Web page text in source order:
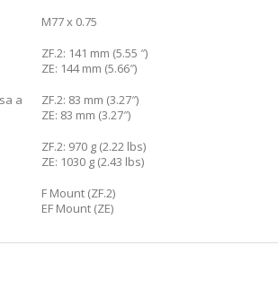
M77 x 0.75
ZF.2: 141 mm (5.55 ″)
ZE: 144 mm (5.66″)
a
ZF.2: 83 mm (3.27″)
ZE: 83 mm (3.27″)
ZF.2: 970 g (2.22 lbs)
ZE: 1030 g (2.43 lbs)
F Mount (ZF.2)
EF Mount (ZE)